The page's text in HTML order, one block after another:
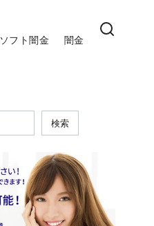
ソフト闇金 闇金
検索